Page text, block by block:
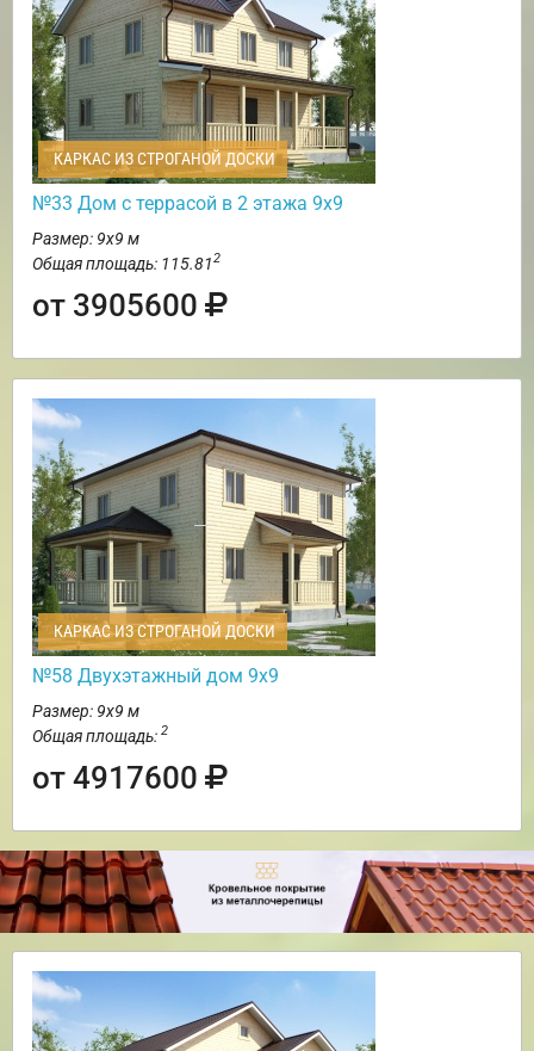
КАРКАС ИЗ СТРОГАНОЙ ДОСКИ
№33 Дом с террасой в 2 этажа 9х9
Размер: 9х9 м
Общая площадь: 115.812
от 3905600
КАРКАС ИЗ СТРОГАНОЙ ДОСКИ
№58 Двухэтажный дом 9х9
Размер: 9х9 м
Общая площадь: 2
от 4917600